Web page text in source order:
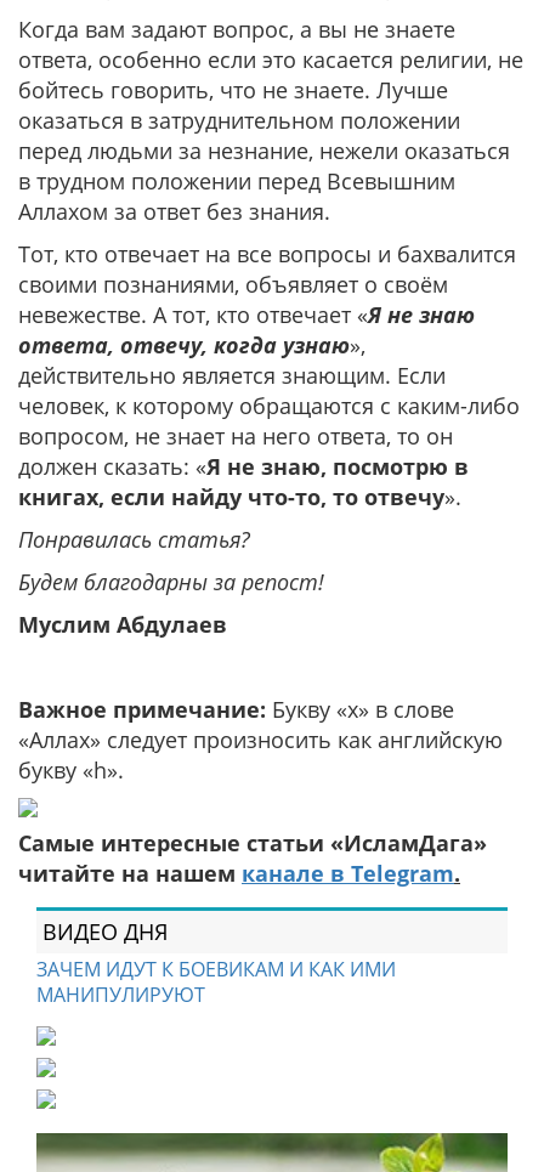
Когда вам задают вопрос, а вы не знаете
ответа, особенно если это касается религии, не
бойтесь говорить, что не знаете. Лучше
оказаться в затруднительном положении
перед людьми за незнание, нежели оказаться
в трудном положении перед Всевышним
Аллахом за ответ без знания.
Тот, кто отвечает на все вопросы и бахвалится
своими познаниями, объявляет о своём
невежестве. А тот, кто отвечает «Я не знаю
ответа, отвечу, когда узнаю»,
действительно является знающим. Если
человек, к которому обращаются с каким-либо
вопросом, не знает на него ответа, то он
должен сказать: «Я не знаю, посмотрю в
книгах, если найду что-то, то отвечу».
Понравилась статья?
Будем благодарны за репост!
Муслим Абдулаев
Важное примечание: Букву «х» в слове
«Аллах» следует произносить как английскую
букву «h».
Самые интересные статьи «ИсламДага»
читайте на нашем канале в Telegram.
ВИДЕО ДНЯ
ЗАЧЕМ ИДУТ К БОЕВИКАМ И КАК ИМИ
МАНИПУЛИРУЮТ